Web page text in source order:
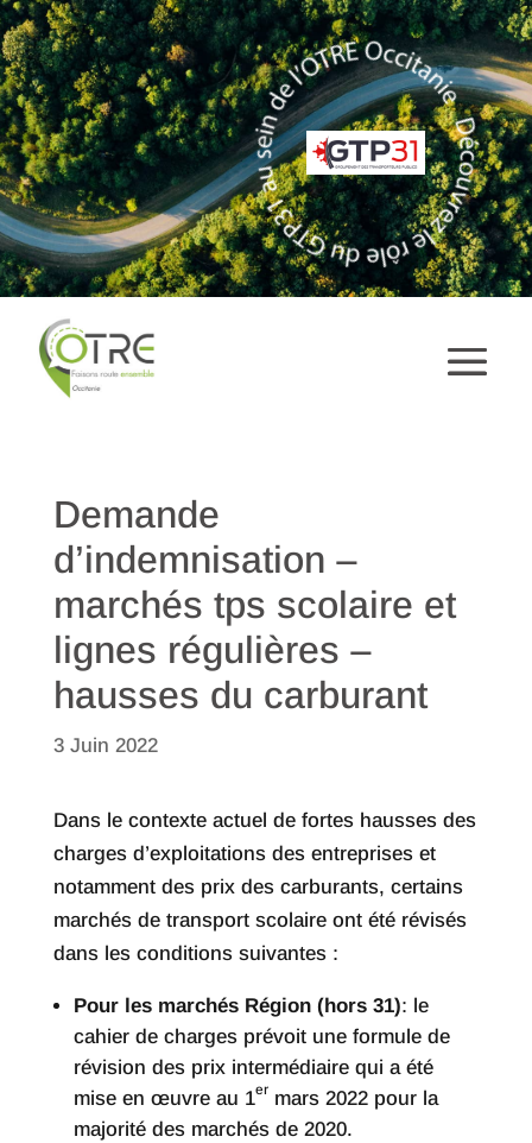
Demande
d’indemnisation –
marchés tps scolaire et
lignes régulières –
hausses du carburant
3 Juin 2022
Dans le contexte actuel de fortes hausses des
charges d’exploitations des entreprises et
notamment des prix des carburants, certains
marchés de transport scolaire ont été révisés
dans les conditions suivantes :
Pour les marchés Région (hors 31): le
cahier de charges prévoit une formule de
révision des prix intermédiaire qui a été
mise en œuvre au 1er mars 2022 pour la
majorité des marchés de 2020.